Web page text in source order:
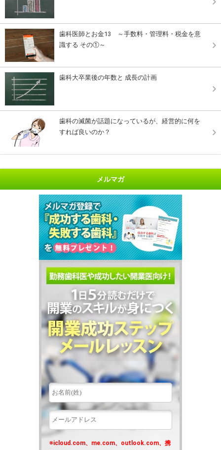
歯科医師とお金13 ～手数料・管理料・税金を意
識する その①～
歯科大卒業後の年数と 成長の計画
歯科の滅菌が話題になっているが、経営的に何を
すれば良いのか？
メルマガ
※icloud.com、me.com、outlook.com、携